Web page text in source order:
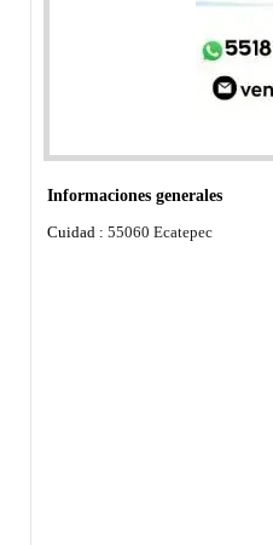
Informaciones generales
Cuidad : 55060 Ecatepec